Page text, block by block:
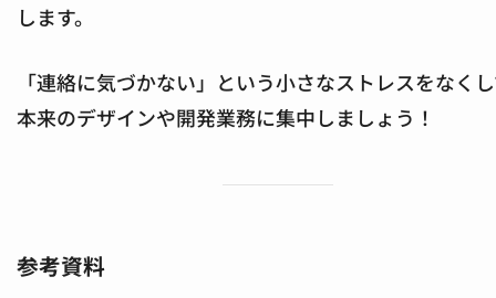
します。
「連絡に気づかない」という小さなストレスをなく
本来のデザインや開発業務に集中しましょう！
参考資料